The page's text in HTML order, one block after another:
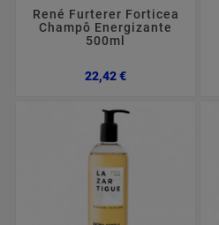
René Furterer Forticea
Champô Energizante
500ml
22,42 €Preço